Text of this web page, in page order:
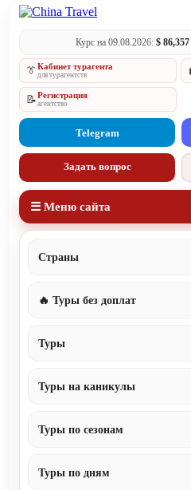
Курс на 09.08.2026: $ 86,357
👔Кабинет турагента
для турагентств
📝Регистрация
агентство
Telegram
Задать вопрос
☰ Меню сайта
Страны
🔥 Туры без доплат
Туры
Туры на каникулы
Туры по сезонам
Туры по дням